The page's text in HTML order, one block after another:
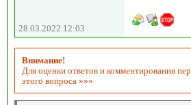
28.03.2022 12:03
Внимание!
Для оценки ответов и комментирования
этого вопроса »»»